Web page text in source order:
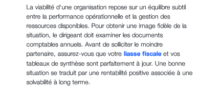
La viabilité d'une organisation repose sur un équilibre subtil
entre la performance opérationnelle et la gestion des
ressources disponibles. Pour obtenir une image fidèle de la
situation, le dirigeant doit examiner les documents
comptables annuels. Avant de solliciter le moindre
partenaire, assurez-vous que votre liasse fiscale et vos
tableaux de synthèse sont parfaitement à jour. Une bonne
situation se traduit par une rentabilité positive associée à une
solvabilité à long terme.